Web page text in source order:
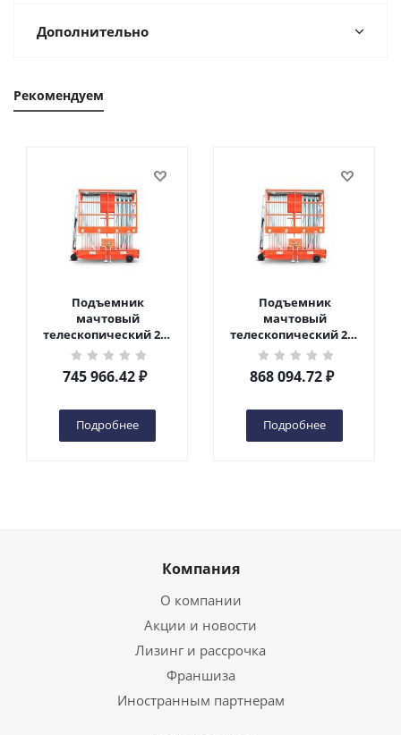
Дополнительно
Рекомендуем
Подъемник
мачтовый
телескопический 200
кг 10 м TOR GTWY10-
200S DC 2-мачтовый
(автономный) (N) в
745 966.42₽
Подробнее
Подъемник
мачтовый
телескопический 200
кг 12 м TOR GTWY12-
200S DC 2-мачтовый
(автономный) (N) в
868 094.72₽
Подробнее
Компания
О компании
Акции и новости
Лизинг и рассрочка
Франшиза
Иностранным партнерам